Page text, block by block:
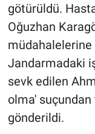
götürüldü.
Oğuzhan
müdahalelerine
Jandarmadaki
sevk edilen
olma'
gönderildi.